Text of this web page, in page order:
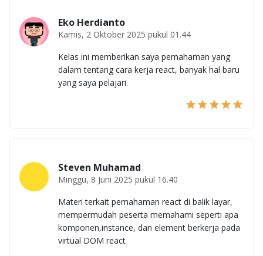
Eko Herdianto
Kamis, 2 Oktober 2025 pukul 01.44
Kelas ini memberikan saya pemahaman yang
dalam tentang cara kerja react, banyak hal baru
yang saya pelajari.
Steven Muhamad
Minggu, 8 Juni 2025 pukul 16.40
Materi terkait pemahaman react di balik layar,
mempermudah peserta memahami seperti apa
komponen,instance, dan element berkerja pada
virtual DOM react